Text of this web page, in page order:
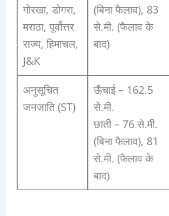
गोरखा, डोगरा,
मराठा, पूर्वोत्तर
राज्य, हिमाचल,
J&K
(बिना फैलाव), 83
से.मी. (फैलाव के
बाद)
अनुसूचित
जनजाति (ST)
ऊँचाई – 162.5
से.मी.
छाती – 76 से.मी.
(बिना फैलाव), 81
से.मी. (फैलाव के
बाद)